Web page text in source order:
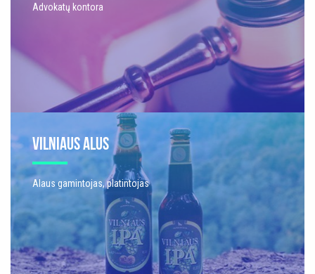
Advokatų kontora
VILNIAUS ALUS
Alaus gamintojas, platintojas